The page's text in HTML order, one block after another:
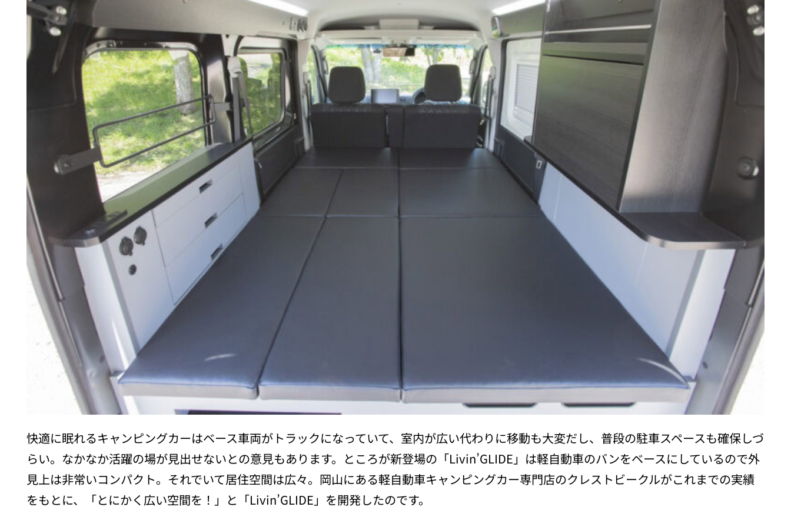
快適に眠れるキャンピングカーはベース車両がトラックになっていて、室内が広い代わりに移動も大変だし、普段の駐車スペースも確保しづ
らい。なかなか活躍の場が見出せないとの意見もあります。ところが新登場の「Livin’GLIDE」は軽自動車のバンをベースにしているので外
見上は非常いコンパクト。それでいて居住空間は広々。岡山にある軽自動車キャンピングカー専門店のクレストビークルがこれまでの実績
をもとに、「とにかく広い空間を！」と「Livin’GLIDE」を開発したのです。